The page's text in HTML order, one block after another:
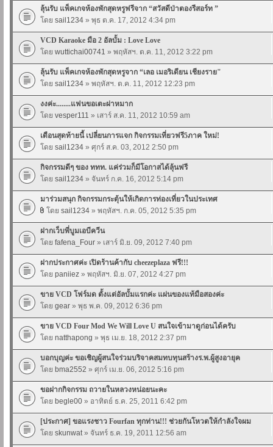
ลุ้นรับ แพ็คเกจห้องพักสุดหรูฟรีจาก “สวัสดีป่าตองรีสอร์ท ”
โดย sail1234 » พุธ ต.ค. 17, 2012 4:34 pm
VCD Karaoke มือ 2 อัลบั้ม : Love Love
โดย wuttichai00741 » พฤหัสฯ. ต.ค. 11, 2012 3:22 pm
ลุ้นรับ แพ็คเกจห้องพักสุดหรูจาก “เลอ เมอริเดียน เชียงราย"
โดย sail1234 » พฤหัสฯ. ต.ค. 11, 2012 12:23 pm
งงค่ะ........แฟนขอเตะผ่าหมาก
โดย vesper111 » เสาร์ ส.ค. 11, 2012 10:59 am
เดือนสุดท้ายนี้ เปลี่ยนการแจก กิจกรรมเที่ยวฟรี5ภาค ใหม่!
โดย sail1234 » ศุกร์ ส.ค. 03, 2012 2:50 pm
กิจกรรมดีๆ ของ ททท. แค่ร่วมก็มีโอกาสได้ลุ้นฟรี
โดย sail1234 » จันทร์ ก.ค. 16, 2012 5:14 pm
มาร่วมสนุก กิจกรรมกระตุ้นให้เกิดการท่องเที่ยวในประเทศ
โดย sail1234 » พฤหัสฯ. ก.ค. 05, 2012 5:35 pm
ฝากเว็บพี่บูมเอบีควีน
โดย fafena_Four » เสาร์ มิ.ย. 09, 2012 7:40 pm
ฝากประกาศค่ะ เปิดร้านค้ากับ cheezeplaza ฟรี!!!
โดย paniiez » พฤหัสฯ. มิ.ย. 07, 2012 4:27 pm
ขาย VCD โฟร์มด ตั้งแต่อัลบั้มแรกค่ะ แผ่นของแท้มือสองค่ะ
โดย gear » พุธ พ.ค. 09, 2012 6:36 pm
ขาย VCD Four Mod We Will Love U สนใจเข้ามาดูก่อนได้ครับ
โดย natthapong » พุธ เม.ย. 18, 2012 2:37 pm
บอกบุญค่ะ ขอเชิญผู้สนใจร่วมบริจาคสมทบทุนสร้างร.พ.ผู้สูงอายุค
โดย bma2552 » ศุกร์ เม.ย. 06, 2012 5:16 pm
ขอฝากกิจกรรม ถวายในหลวงหน่อยนะคะ
โดย begle00 » อาทิตย์ ธ.ค. 25, 2011 6:42 pm
[ประกาศ] ขอแรงชาว Fourfan ทุกท่าน!!! ช่วยกันโหวตให้กำลังใจผม
โดย skunwat» จันทร์ ธ.ค. 19, 2011 12:56 am